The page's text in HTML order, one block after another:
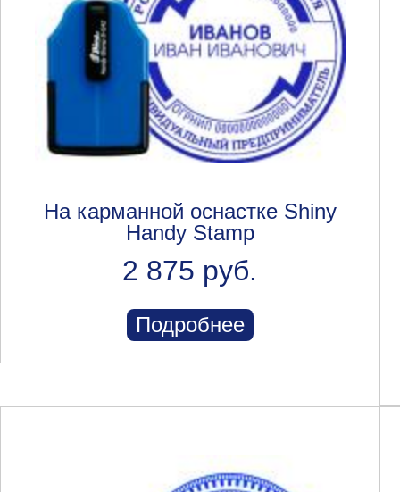
На карманной оснастке Shiny
Handy Stamp
2 875 руб.
Подробнее